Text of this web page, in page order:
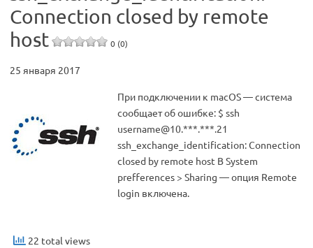
Connection closed by remote
host
0 (0)
25 января 2017
При подключении к macOS — система
сообщает об ошибке: $ ssh
username@10.***.***.21
ssh_exchange_identification: Connection
closed by remote host В System
prefferences > Sharing — опция Remote
login включена.
22 total views